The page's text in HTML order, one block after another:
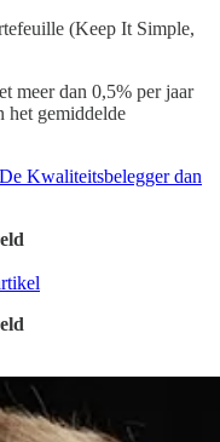
(Keep It Simple,
meer dan 0,5% per jaar
het gemiddelde
Kwaliteitsbelegger dan